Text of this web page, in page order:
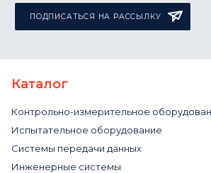
ПОДПИСАТЬСЯ НА РАССЫЛКУ
Каталог
Контрольно-измерительное
Испытательное оборудование
Системы передачи данных
Инженерные системы